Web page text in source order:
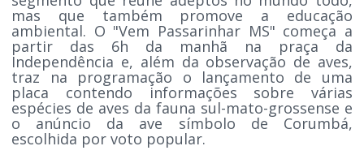
mas que também promove a educação
ambiental. O "Vem Passarinhar MS" começa a
partir das 6h da manhã na praça da
Independência e, além da observação de aves,
traz na programação o lançamento de uma
placa contendo informações sobre várias
espécies de aves da fauna sul-mato-grossense e
o anúncio da ave símbolo de Corumbá,
escolhida por voto popular.